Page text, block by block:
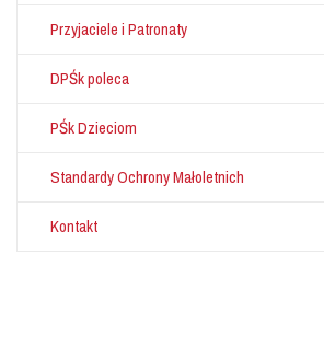
Przyjaciele i Patronaty
DPŚk poleca
PŚk Dzieciom
Standardy Ochrony Małoletnich
Kontakt